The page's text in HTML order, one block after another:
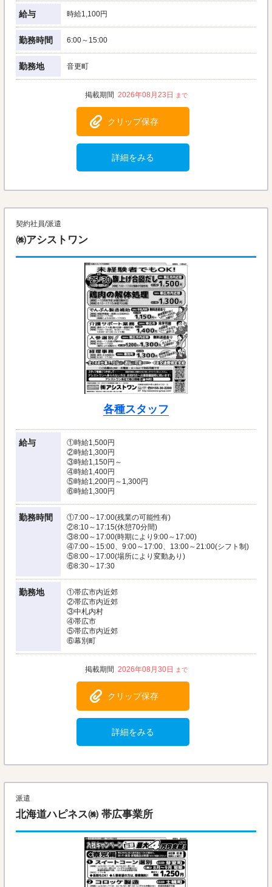
給与 時給1,100円
勤務時間 6:00～15:00
勤務地 音更町
2026年08月23日
クリップ保存
詳細をみる
契約社員/派遣
㈱アシストワン
各種スタッフ
給与
①時給1,500円
②時給1,300円
③時給1,150円～
④時給1,400円
⑤時給1,200円～1,300円
⑥時給1,300円
勤務時間
①7:00～17:00(残業の可能性有)
②8:10～17:15(休憩70分間)
③8:00～17:00(時期により9:00～17:00)
④7:00～15:00、9:00～17:00、13:00～21:00(シフト制)
⑤8:00～17:00(場所により変動あり)
⑥8:30～17:30
勤務地
①帯広市内近郊
②帯広市内近郊
③中札内村
④帯広市
⑤帯広市内近郊
⑥幕別町
2026年08月30日
クリップ保存
詳細をみる
派遣
北海道ハピネス㈱ 帯広事業所